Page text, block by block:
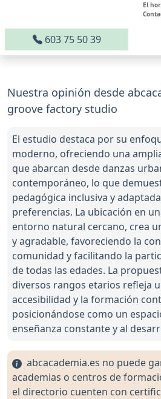
El
603 75 50 39
Nuestra opinión desde
groove factory studio
El estudio destaca por su
moderno, ofreciendo una
que abarcan desde danzas
contemporáneo, lo que
pedagógica inclusiva y
preferencias. La ubicación en
entorno natural cercano, crea
y agradable, favoreciendo la
comunidad y facilitando la
de todas las edades. La
diversos rangos etarios refleja
accesibilidad y la formación
posicionándose como un
enseñanza constante y al
abcacademia.es no puede
academias o centros de
el directorio cuenten con